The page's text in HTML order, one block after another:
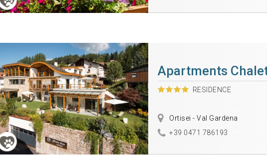
Apartments
RESIDENCE
Ortisei - Val Gardena
+39 0471 786193